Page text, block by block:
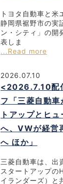
トヨタ自動車と米
静岡県裾野市の実
ン・シティ」の開
表しま
...Read more
2026.07.10
<2026.7.10配
フ「三菱自動
トアップとヒ
へ、VWが経営
へ ほか」
三菱自動車は、出
スタートアップ
イランダーズ）と